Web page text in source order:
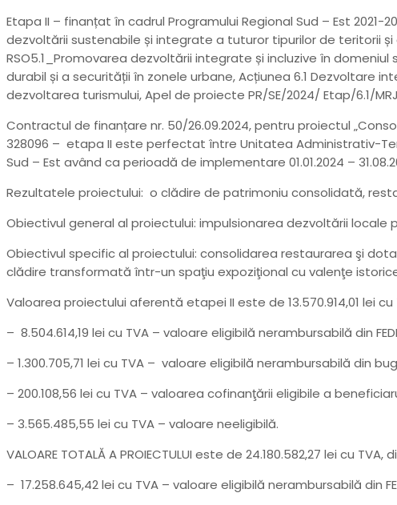
Etapa II – finanțat în cadrul Programului Regional Sud – Est
dezvoltării sustenabile și integrate a tuturor tipurilor de teritorii
RSO5.1_Promovarea dezvoltării integrate și incluzive în
durabil și a securității în zonele urbane, Acțiunea 6.1 Dezvoltare
dezvoltarea turismului, Apel de proiecte PR/SE/2024/ Etap/6.1/
Contractul de finanțare nr. 50/26.09.2024, pentru proiectul
328096 – etapa II este perfectat între Unitatea Administrativ-
Sud – Est având ca perioadă de implementare 01.01.2024 –
Rezultatele proiectului: o clădire de patrimoniu consolidată,
Obiectivul general al proiectului: impulsionarea dezvoltării
Obiectivul specific al proiectului: consolidarea restaurarea şi
clădire transformată într-un spaţiu expoziţional cu valenţe
Valoarea proiectului aferentă etapei II este de 13.570.914,01 lei cu
– 8.504.614,19 lei cu TVA – valoare eligibilă nerambursabilă din
– 1.300.705,71 lei cu TVA – valoare eligibilă nerambursabilă din
– 200.108,56 lei cu TVA – valoarea cofinanţării eligibile a
– 3.565.485,55 lei cu TVA – valoare neeligibilă.
VALOARE TOTALĂ A PROIECTULUI este de 24.180.582,27 lei cu TVA,
– 17.258.645,42 lei cu TVA – valoare eligibilă nerambursabilă din